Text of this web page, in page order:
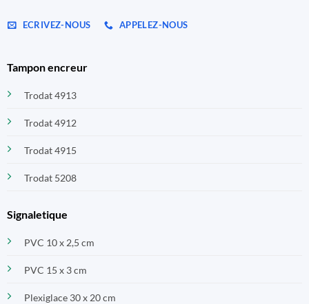
ECRIVEZ-NOUS APPELEZ-NOUS
Tampon encreur
Trodat 4913
Trodat 4912
Trodat 4915
Trodat 5208
Signaletique
PVC 10 x 2,5 cm
PVC 15 x 3 cm
Plexiglace 30 x 20 cm